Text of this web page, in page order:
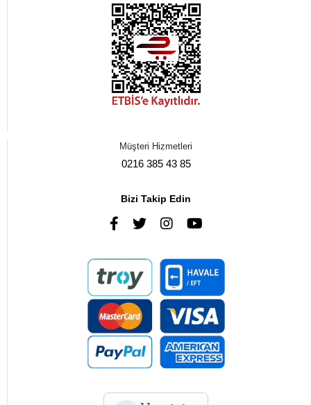
Müşteri Hizmetleri
0216 385 43 85
Bizi Takip Edin